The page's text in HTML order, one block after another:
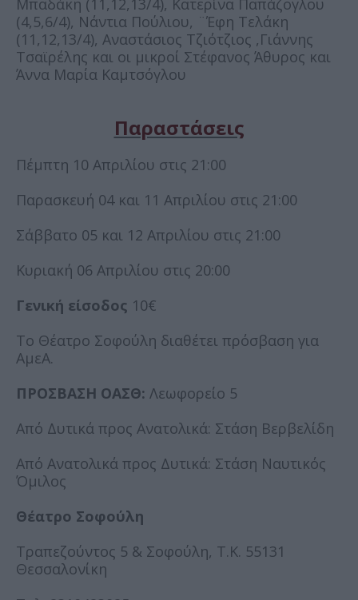
(4,5,6/4), Νάντια Πούλιου, ¨Έφη Τελάκη
(11,12,13/4), Αναστάσιος Τζιότζιος ,Γιάννης
Τσαϊρέλης και οι μικροί Στέφανος Άθυρος και
Άννα Μαρία Καμτσόγλου
Παραστάσεις
Πέμπτη 10 Απριλίου στις 21:00
Παρασκευή 04 και 11 Απριλίου στις 21:00
Σάββατο 05 και 12 Απριλίου στις 21:00
Κυριακή 06 Απριλίου στις 20:00
Γενική είσοδος 10€
Το Θέατρο Σοφούλη διαθέτει πρόσβαση για
ΑμεΑ.
ΠΡΟΣΒΑΣΗ ΟΑΣΘ: Λεωφορείο 5
Από Δυτικά προς Ανατολικά: Στάση Βερβελίδη
Από Ανατολικά προς Δυτικά: Στάση Ναυτικός
Όμιλος
Θέατρο Σοφούλη
Τραπεζούντος 5 & Σοφούλη, Τ.Κ. 55131
Θεσσαλονίκη